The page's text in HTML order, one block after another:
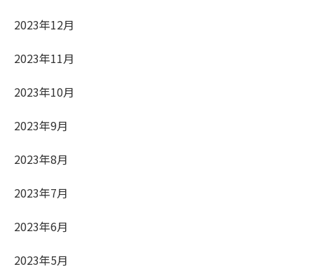
2023年12月
2023年11月
2023年10月
2023年9月
2023年8月
2023年7月
2023年6月
2023年5月